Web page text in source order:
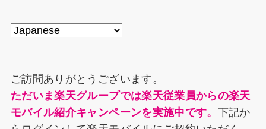
ご訪問ありがとうございます。
ただいま楽天グループでは楽天従業員からの楽天
モバイル紹介キャンペーンを実施中です。 下記か